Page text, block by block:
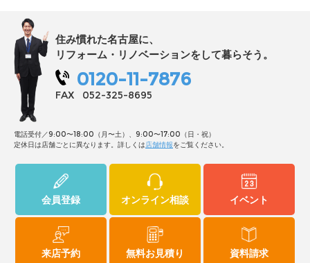
住み慣れた名古屋に、
リフォーム・リノベーションをして暮らそう。
0120-11-7876
FAX 052-325-8695
電話受付／9:00〜18:00（月〜土）、9:00〜17:00（日・祝）
定休日は店舗ごとに異なります。詳しくは店舗情報をご覧ください。
会員登録 オンライン相談 イベント
来店予約 無料お見積り 資料請求